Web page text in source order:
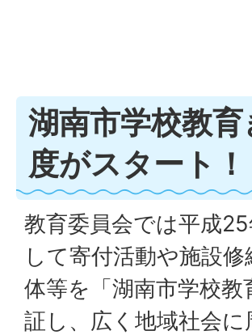
湖南市学校教
度がスタート！
教育委員会では平成
して寄付活動や施設
体等を「湖南市学校
証し、広く地域社会